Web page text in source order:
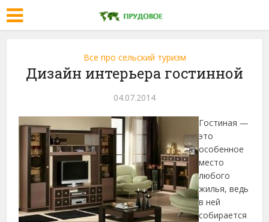
Все про сельский туризм
Дизайн интерьера гостинной
04.07.2014
Гостиная —
это
особенное
место
любого
жилья, ведь
в ней
собирается